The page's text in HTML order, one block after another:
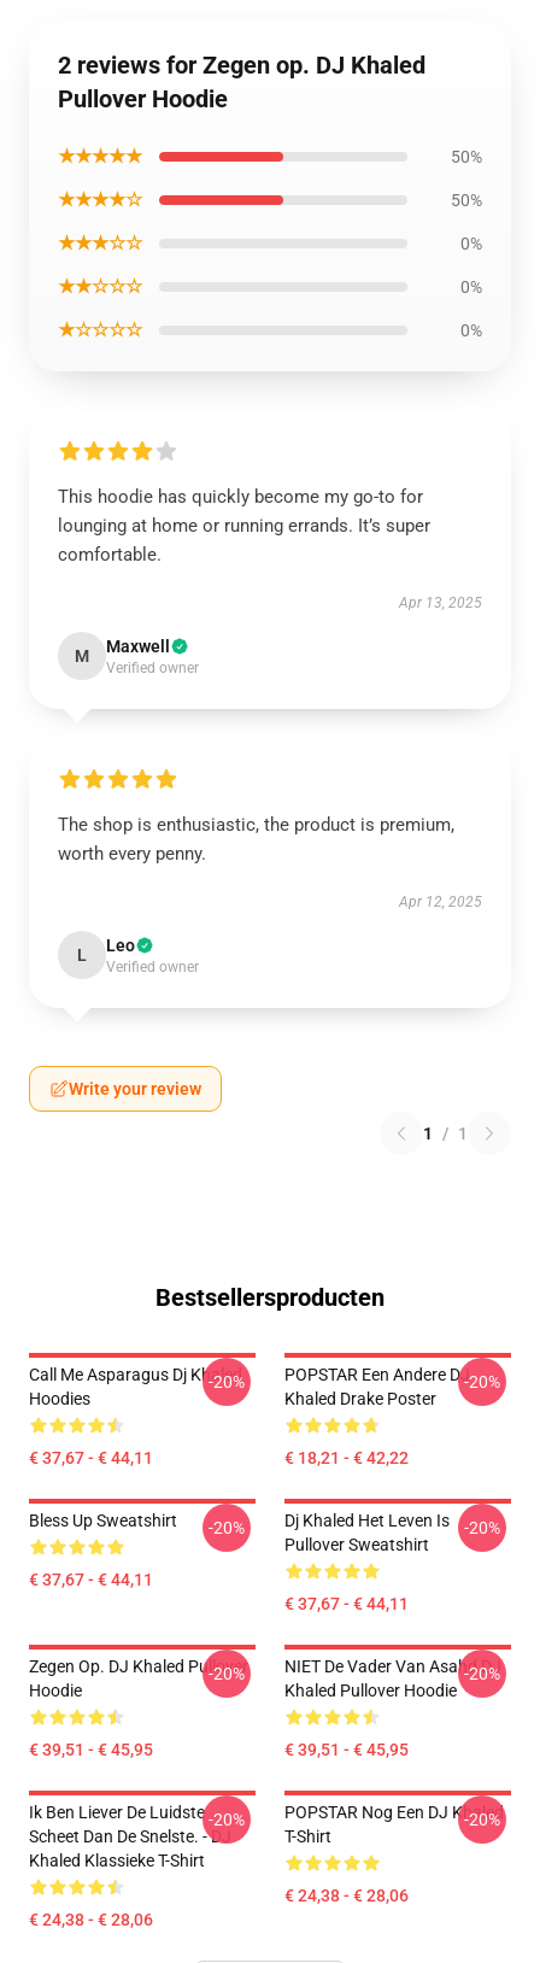
2 reviews for Zegen op. DJ Khaled
Pullover Hoodie
★★★★★ 50%
★★★★☆ 50%
★★★☆☆ 0%
★★☆☆☆ 0%
★☆☆☆☆ 0%
This hoodie has quickly become my go-to for
lounging at home or running errands. It’s super
comfortable.
Apr 13, 2025
M Maxwell
Verified owner
The shop is enthusiastic, the product is premium,
worth every penny.
Apr 12, 2025
L Leo
Verified owner
Write your review
1 / 1
Bestsellersproducten
Call Me Asparagus Dj Khaled
Hoodies
€ 37,67 - € 44,11
-20%
POPSTAR Een Andere DJ
Khaled Drake Poster
€ 18,21 - € 42,22
-20%
Bless Up Sweatshirt
€ 37,67 - € 44,11
-20%
Dj Khaled Het Leven Is
Pullover Sweatshirt
€ 37,67 - € 44,11
-20%
Zegen Op. DJ Khaled Pullover
Hoodie
€ 39,51 - € 45,95
-20%
NIET De Vader Van Asahd DJ
Khaled Pullover Hoodie
€ 39,51 - € 45,95
-20%
Ik Ben Liever De Luidste
Scheet Dan De Snelste. - DJ
Khaled Klassieke T-Shirt
€ 24,38 - € 28,06
-20%
POPSTAR Nog Een DJ Khaled
T-Shirt
€ 24,38 - € 28,06
-20%